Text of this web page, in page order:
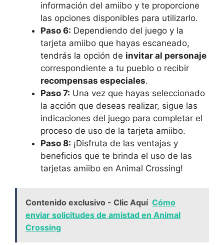
información del amiibo y te proporcione
las opciones disponibles para utilizarlo.
Paso ⁤6: Dependiendo del juego y ⁤la
tarjeta amiibo que hayas escaneado,
tendrás la opción de invitar al personaje
correspondiente a ‍tu ‍pueblo o recibir
recompensas especiales.
Paso​ 7: Una vez que⁣ hayas ⁣seleccionado
la acción que deseas realizar, sigue las
indicaciones ⁢del⁤ juego ‌para completar el
proceso ​de​ uso de‌ la‌ tarjeta amiibo.
Paso 8: ¡Disfruta de las ventajas y
beneficios que te brinda ⁤el uso⁣ de ⁤las
tarjetas⁢ amiibo en Animal Crossing!
Contenido exclusivo - Clic Aquí Cómo
enviar solicitudes de amistad en Animal
Crossing